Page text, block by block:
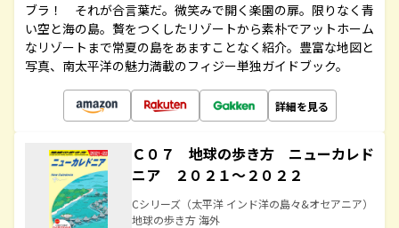
ブラ！ それが合言葉だ。微笑みで開く楽園の扉。限りなく青
い空と海の島。贅をつくしたリゾートから素朴でアットホーム
なリゾートまで常夏の島をあますことなく紹介。豊富な地図と
写真、南太平洋の魅力満載のフィジー単独ガイドブック。
詳細を見る
Ｃ０７ 地球の歩き方 ニューカレド
ニア ２０２１～２０２２
Cシリーズ（太平洋 インド洋の島々&オセアニア）
地球の歩き方 海外